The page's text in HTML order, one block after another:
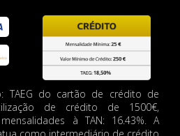
TAEG do cartão de crédito de
de crédito de 1500€,
à TAN: 16.43%. A